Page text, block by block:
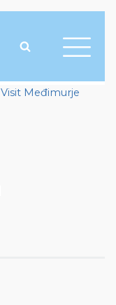
Visit Međimurje